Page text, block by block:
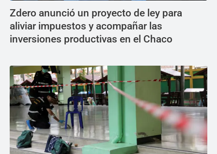
Zdero anunció un proyecto de ley para
aliviar impuestos y acompañar las
inversiones productivas en el Chaco